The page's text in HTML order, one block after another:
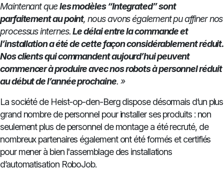
Maintenant queles modèles “Integrated” sont
parfaitement au point, nous avons également pu affiner nos
processus internes. Le délai entre la commande et
l’installation a été de cette façon considérablement réduit.
Nos clients qui commandent aujourd’hui peuvent
commencer à produire avec nos robots à personnel réduit
au début de l’année prochaine. »
La société de Heist-op-den-Berg dispose désormais d’un plus
grand nombre de personnel pour installer ses produits : non
seulement plus de personnel de montage a été recruté, de
nombreux partenaires également ont été formés et certifiés
pour mener à bien l'assemblage des installations
d’automatisation RoboJob.